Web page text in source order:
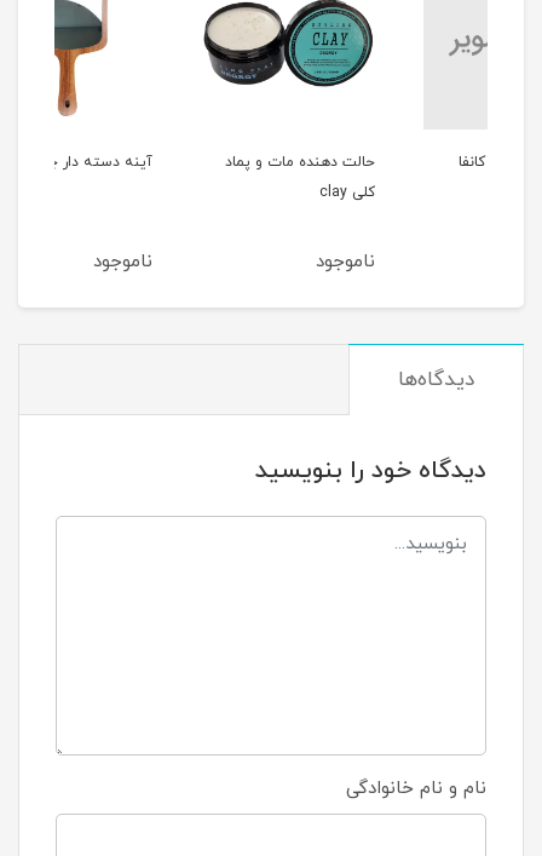
حالت دهنده مات و پماد
آینه دسته دار چوبی
دیدگاه‌ها
دیدگاه خود را بنویسید
نام و نام خانوادگی